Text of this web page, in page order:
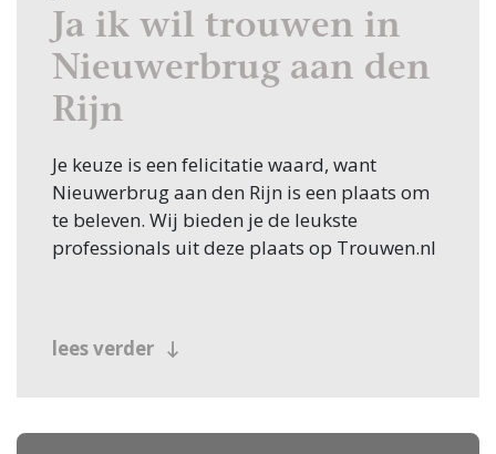
Ja ik wil trouwen in
Nieuwerbrug aan den
Rijn
Je keuze is een felicitatie waard, want
Nieuwerbrug aan den Rijn is een plaats om
te beleven. Wij bieden je de leukste
professionals uit deze plaats op Trouwen.nl
lees verder